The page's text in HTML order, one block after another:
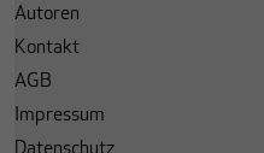
Autoren
Kontakt
AGB
Impressum
Datenschutz